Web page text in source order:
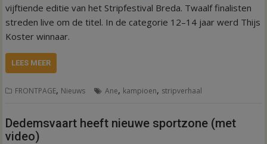
vijftiende editie van het Stripfestival Breda. Twaalf finalisten
streden live om de titel. In de categorie 12–14 jaar werd Thijs
Koster winnaar.
LEES MEER
FRONTPAGE, Nieuws Ane, kampioen, stripverhaal
Dedemsvaart heeft nieuwe sportzone (met
video)